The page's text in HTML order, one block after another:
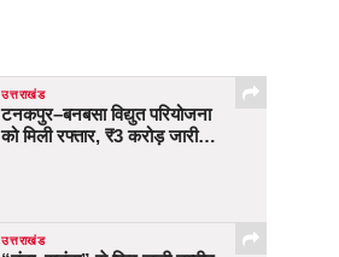
उत्तराखंड
टनकपुर–बनबसा विद्युत परियोजना
को मिली रफ्तार, ₹3 करोड़ जारी…
उत्तराखंड